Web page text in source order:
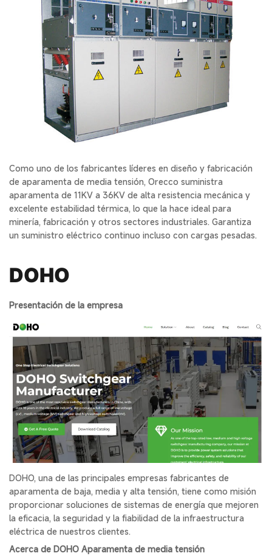
Como uno de los fabricantes líderes en diseño y fabricación
de aparamenta de media tensión, Orecco suministra
aparamenta de 11KV a 36KV de alta resistencia mecánica y
excelente estabilidad térmica, lo que la hace ideal para
minería, fabricación y otros sectores industriales. Garantiza
un suministro eléctrico continuo incluso con cargas pesadas.
DOHO
Presentación de la empresa
DOHO, una de las principales empresas fabricantes de
aparamenta de baja, media y alta tensión, tiene como misión
proporcionar soluciones de sistemas de energía que mejoren
la eficacia, la seguridad y la fiabilidad de la infraestructura
eléctrica de nuestros clientes.
Acerca de DOHO Aparamenta de media tensión